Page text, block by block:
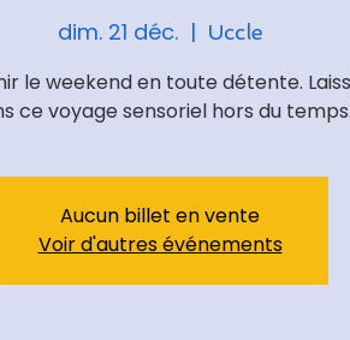
dim. 21 déc.
  |
Uccle
le weekend en toute détente.
ce voyage sensoriel hors du temps.
Aucun billet en vente
Voir d'autres événements